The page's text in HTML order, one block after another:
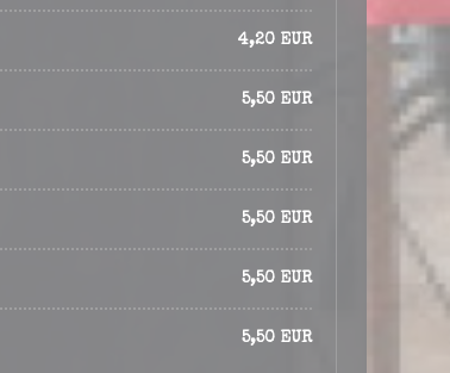
4,20 EUR
5,50 EUR
5,50 EUR
5,50 EUR
5,50 EUR
5,50 EUR